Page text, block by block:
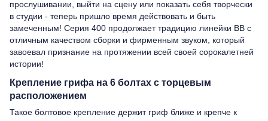
прослушивании, выйти на сцену или показать себя творчески
в студии - теперь пришло время действовать и быть
замеченным! Серия 400 продолжает традицию линейки BB с
отличным качеством сборки и фирменным звуком, который
завоевал признание на протяжении всей своей сорокалетней
истории!
Крепление грифа на 6 болтах с торцевым
расположением
Такое болтовое крепление держит гриф ближе и крепче к